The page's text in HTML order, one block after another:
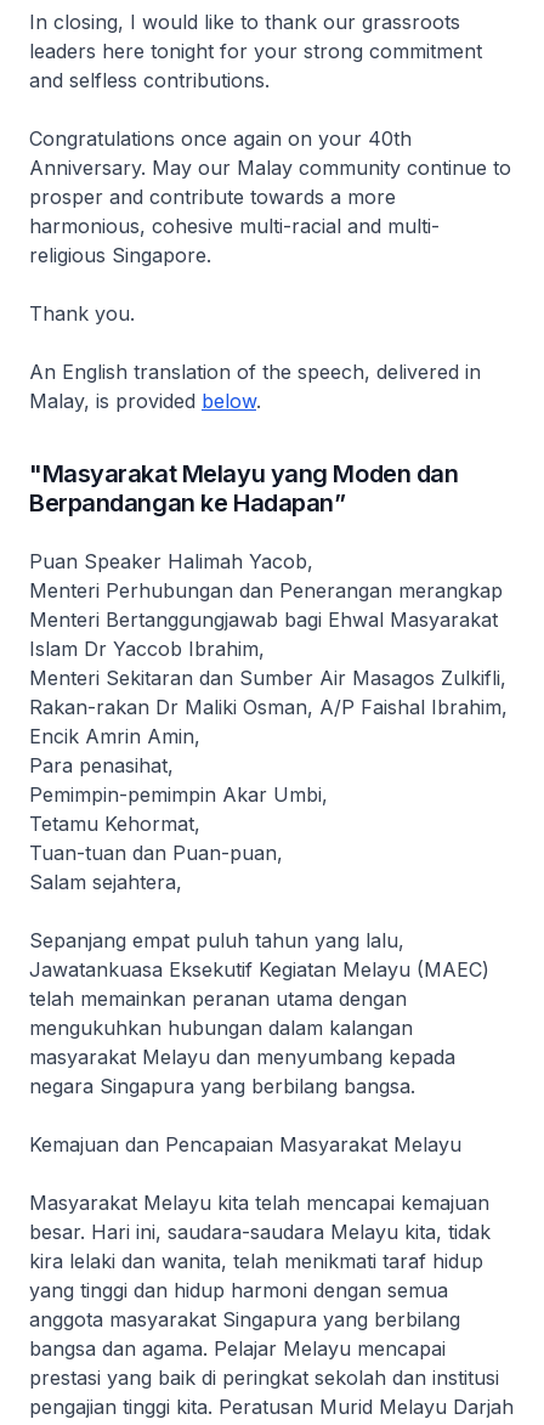
In closing, I would like to thank our grassroots
leaders here tonight for your strong commitment
and selfless contributions.
Congratulations once again on your 40th
Anniversary. May our Malay community continue to
prosper and contribute towards a more
harmonious, cohesive multi-racial and multi-
religious Singapore.
Thank you.
An English translation of the speech, delivered in
Malay, is provided below.
"Masyarakat Melayu yang Moden dan
Berpandangan ke Hadapan”
Puan Speaker Halimah Yacob,
Menteri Perhubungan dan Penerangan merangkap
Menteri Bertanggungjawab bagi Ehwal Masyarakat
Islam Dr Yaccob Ibrahim,
Menteri Sekitaran dan Sumber Air Masagos Zulkifli,
Rakan-rakan Dr Maliki Osman, A/P Faishal Ibrahim,
Encik Amrin Amin,
Para penasihat,
Pemimpin-pemimpin Akar Umbi,
Tetamu Kehormat,
Tuan-tuan dan Puan-puan,
Salam sejahtera,
Sepanjang empat puluh tahun yang lalu,
Jawatankuasa Eksekutif Kegiatan Melayu (MAEC)
telah memainkan peranan utama dengan
mengukuhkan hubungan dalam kalangan
masyarakat Melayu dan menyumbang kepada
negara Singapura yang berbilang bangsa.
Kemajuan dan Pencapaian Masyarakat Melayu
Masyarakat Melayu kita telah mencapai kemajuan
besar. Hari ini, saudara-saudara Melayu kita, tidak
kira lelaki dan wanita, telah menikmati taraf hidup
yang tinggi dan hidup harmoni dengan semua
anggota masyarakat Singapura yang berbilang
bangsa dan agama. Pelajar Melayu mencapai
prestasi yang baik di peringkat sekolah dan institusi
pengajian tinggi kita. Peratusan Murid Melayu Darjah